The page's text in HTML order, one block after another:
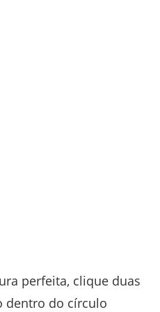
perfeita, clique duas
dentro do círculo